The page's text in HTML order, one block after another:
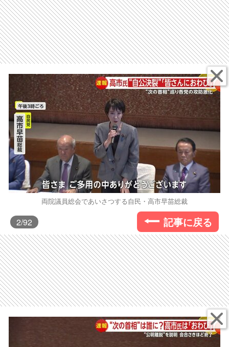
両院議員総会であいさつする自民・高市早苗総裁
2/92 記事に戻る